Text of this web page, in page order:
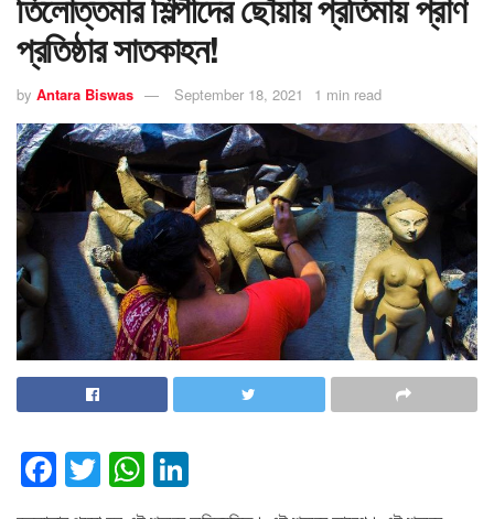
প্রতিষ্ঠার সাতকাহন!
by Antara Biswas September 18, 2021 1 min read
F
a
T
wi
W
h n